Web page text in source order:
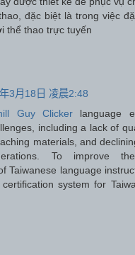
đặc biệt là trong việc
thể thao trực tuyến
3月18日 凌晨2:48
Guy Clicker language
including a lack of
materials, and
To improve
Taiwanese language
system for